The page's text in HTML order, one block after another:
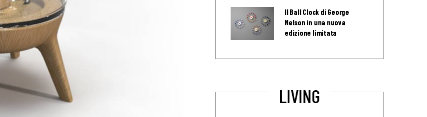
Il Ball Clock di George
Nelson in una nuova
edizione limitata
LIVING